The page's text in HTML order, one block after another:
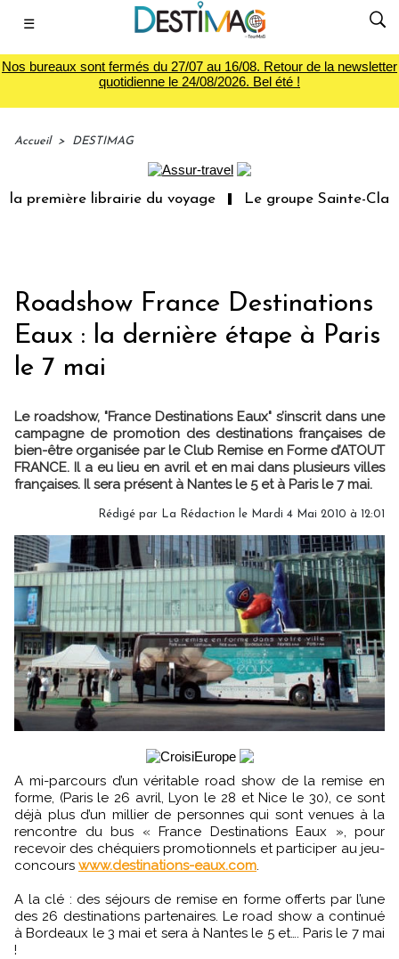
☰
Nos bureaux sont fermés du 27/07 au 16/08. Retour de la newsletter
quotidienne le 24/08/2026. Bel été !
Accueil > DESTIMAG
première librairie du voyage Le groupe Sainte-Claire
Roadshow France Destinations
Eaux : la dernière étape à Paris
le 7 mai
Le roadshow, "France Destinations Eaux" s’inscrit dans une
campagne de promotion des destinations françaises de
bien-être organisée par le Club Remise en Forme d’ATOUT
FRANCE. Il a eu lieu en avril et en mai dans plusieurs villes
françaises. Il sera présent à Nantes le 5 et à Paris le 7 mai.
Rédigé par La Rédaction le Mardi 4 Mai 2010 à 12:01
A mi-parcours d’un véritable road show de la remise en
forme, (Paris le 26 avril, Lyon le 28 et Nice le 30), ce sont
déjà plus d’un millier de personnes qui sont venues à la
rencontre du bus « France Destinations Eaux », pour
recevoir des chéquiers promotionnels et participer au jeu-
concours www.destinations-eaux.com.
A la clé : des séjours de remise en forme offerts par l’une
des 26 destinations partenaires. Le road show a continué
à Bordeaux le 3 mai et sera à Nantes le 5 et…. Paris le 7 mai
!